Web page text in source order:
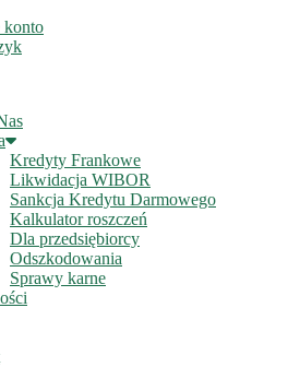
konto
Kredyty Frankowe
Likwidacja WIBOR
Sankcja Kredytu Darmowego
Kalkulator roszczeń
Dla przedsiębiorcy
Odszkodowania
Sprawy karne